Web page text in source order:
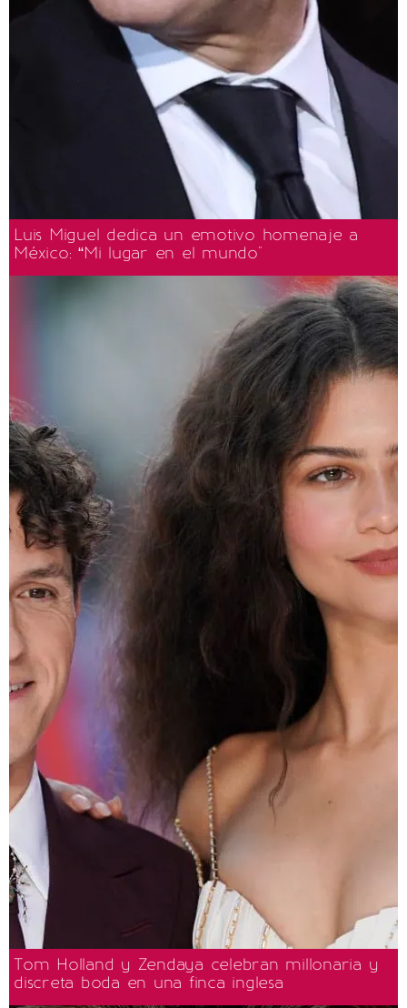
Luis Miguel dedica un emotivo homenaje a
México: “Mi lugar en el mundo"
Tom Holland y Zendaya celebran millonaria y
discreta boda en una finca inglesa